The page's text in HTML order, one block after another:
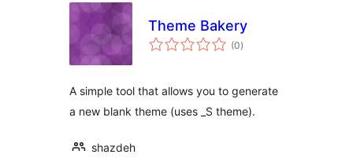
Theme Bakery
(0valoracións
totais
)
A simple tool that allows you to generate
a new blank theme (uses _S theme).
shazdeh